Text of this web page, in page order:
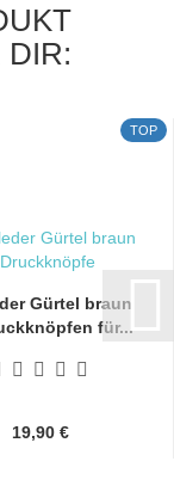
DIR:
TOP
Gürtel braun
für...
19,90 €